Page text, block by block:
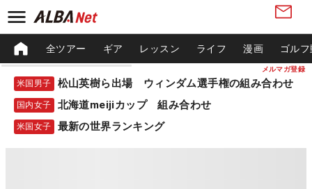
メルマガ登録
全ツアー ギア レッスン ライフ 漫画 ゴル
米国男子 松山英樹ら出場 ウィンダム選手権の組み合わせ
国内女子 北海道meijiカップ 組み合わせ
米国女子 最新の世界ランキング